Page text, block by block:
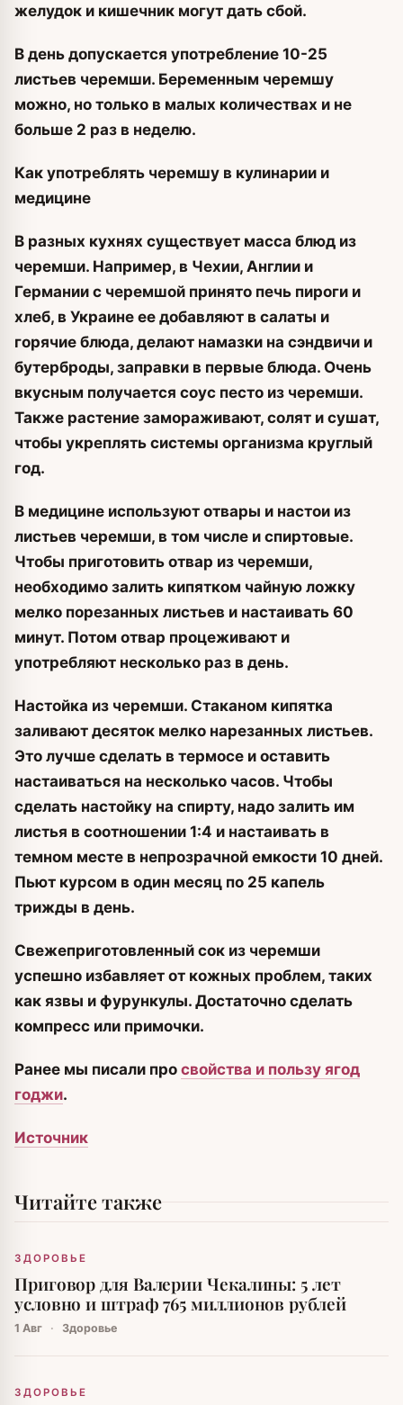
желудок и кишечник могут дать сбой.
В день допускается употребление 10-25
листьев черемши. Беременным черемшу
можно, но только в малых количествах и не
больше 2 раз в неделю.
Как употреблять черемшу в кулинарии и
медицине
В разных кухнях существует масса блюд из
черемши. Например, в Чехии, Англии и
Германии с черемшой принято печь пироги и
хлеб, в Украине ее добавляют в салаты и
горячие блюда, делают намазки на сэндвичи и
бутерброды, заправки в первые блюда. Очень
вкусным получается соус песто из черемши.
Также растение замораживают, солят и сушат,
чтобы укреплять системы организма круглый
год.
В медицине используют отвары и настои из
листьев черемши, в том числе и спиртовые.
Чтобы приготовить отвар из черемши,
необходимо залить кипятком чайную ложку
мелко порезанных листьев и настаивать 60
минут. Потом отвар процеживают и
употребляют несколько раз в день.
Настойка из черемши. Стаканом кипятка
заливают десяток мелко нарезанных листьев.
Это лучше сделать в термосе и оставить
настаиваться на несколько часов. Чтобы
сделать настойку на спирту, надо залить им
листья в соотношении 1:4 и настаивать в
темном месте в непрозрачной емкости 10 дней.
Пьют курсом в один месяц по 25 капель
трижды в день.
Свежеприготовленный сок из черемши
успешно избавляет от кожных проблем, таких
как язвы и фурункулы. Достаточно сделать
компресс или примочки.
Ранее мы писали про свойства и пользу ягод
годжи.
Источник
Читайте также
ЗДОРОВЬЕ
Приговор для Валерии Чекалины: 5 лет
условно и штраф 765 миллионов рублей
1 Авг · Здоровье
ЗДОРОВЬЕ